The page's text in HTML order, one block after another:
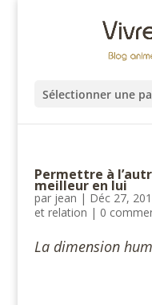
Sélectionner une
Permettre à
meilleur en lui
par jean | Déc 27,
et relation | 0
La dimension